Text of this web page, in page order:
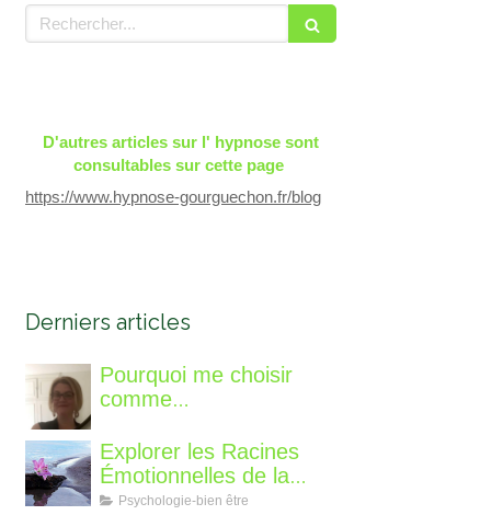
Rechercher
D'autres articles sur l' hypnose sont
consultables sur cette page
https://www.hypnose-gourguechon.fr/blog
Derniers articles
Pourquoi me choisir
comme
suis-je, qu'est ce que je
vous propose de
différent?
Explorer les Racines
Émotionnelles de la
Perte de Poids : Un
Psychologie-bien être